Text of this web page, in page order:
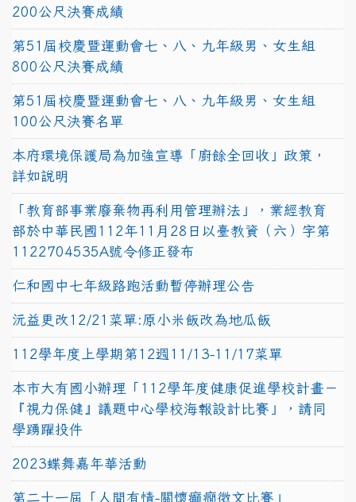
200公尺決賽成績
第51屆校慶暨運動會七、八、九年級男、女生組
800公尺決賽成績
第51屆校慶暨運動會七、八、九年級男、女生組
100公尺決賽名單
本府環境保護局為加強宣導「廚餘全回收」政策，
詳如說明
「教育部事業廢棄物再利用管理辦法」，業經教育
部於中華民國112年11月28日以臺教資（六）字第
1122704535A號令修正發布
仁和國中七年級路跑活動暫停辦理公告
沅益更改12/21菜單:原小米飯改為地瓜飯
112學年度上學期第12週11/13-11/17菜單
本市大有國小辦理「112學年度健康促進學校計畫－
『視力保健』議題中心學校海報設計比賽」，請同
學踴躍投件
2023蝶舞嘉年華活動
第二十一屆「人間有情-關懷癲癇徵文比賽」